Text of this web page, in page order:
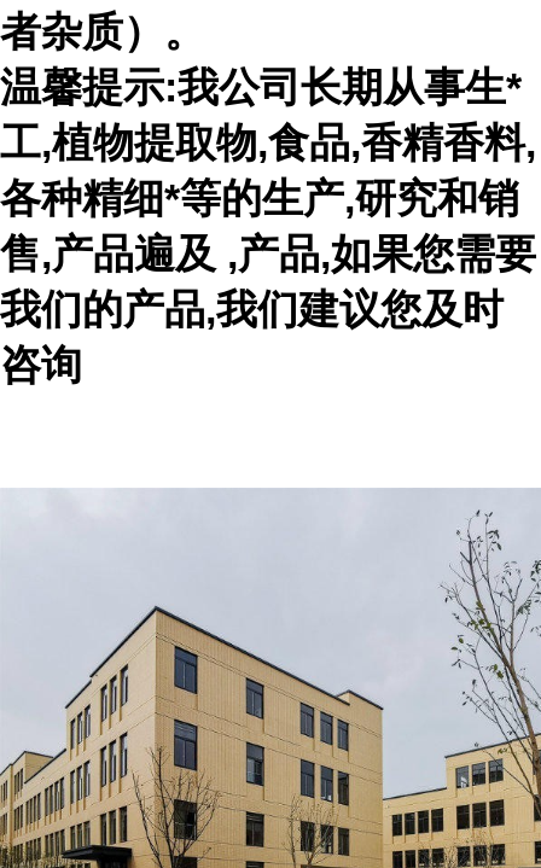
者杂质）。
温馨提示:我公司长期从事生*
工,植物提取物,食品,香精香料,
各种精细*等的生产,研究和销
售,产品遍及 ,产品,如果您需要
我们的产品,我们建议您及时
咨询